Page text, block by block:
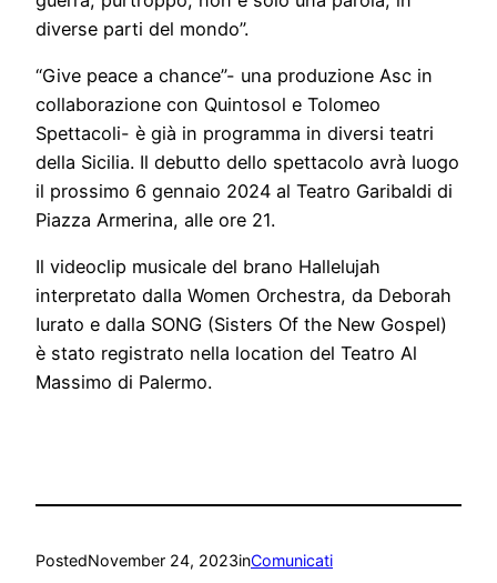
diverse parti del mondo”.
“Give peace a chance”- una produzione Asc in
collaborazione con Quintosol e Tolomeo
Spettacoli- è già in programma in diversi teatri
della Sicilia. Il debutto dello spettacolo avrà luogo
il prossimo 6 gennaio 2024 al Teatro Garibaldi di
Piazza Armerina, alle ore 21.
Il videoclip musicale del brano Hallelujah
interpretato dalla Women Orchestra, da Deborah
Iurato e dalla SONG (Sisters Of the New Gospel)
è stato registrato nella location del Teatro Al
Massimo di Palermo.
PostedNovember 24, 2023inComunicati